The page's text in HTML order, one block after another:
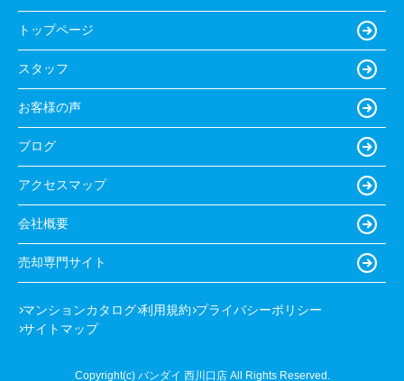
トップページ
スタッフ
お客様の声
ブログ
アクセスマップ
会社概要
売却専門サイト
マンションカタログ 利用規約 プライバシーポリシー
サイトマップ
Copyright(c) バンダイ 西川口店 All Rights Reserved.